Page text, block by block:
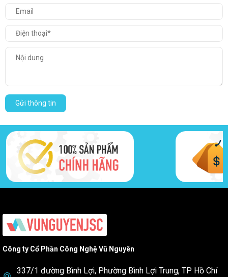
Gửi thông tin
Công ty Cổ Phần Công Nghệ Vũ Nguyên
337/1 đường Bình Lợi, Phường Bình Lợi Trung, TP Hồ Chí